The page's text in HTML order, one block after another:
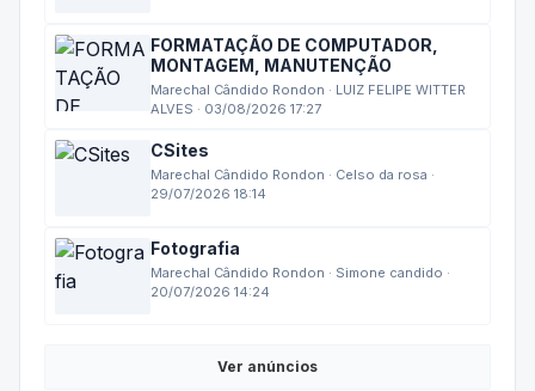
FORMATAÇÃO DE COMPUTADOR,
MONTAGEM, MANUTENÇÃO
Marechal Cândido Rondon · LUIZ FELIPE WITTER
ALVES · 03/08/2026 17:27
CSites
Marechal Cândido Rondon · Celso da rosa ·
29/07/2026 18:14
Fotografia
Marechal Cândido Rondon · Simone candido ·
20/07/2026 14:24
Ver anúncios